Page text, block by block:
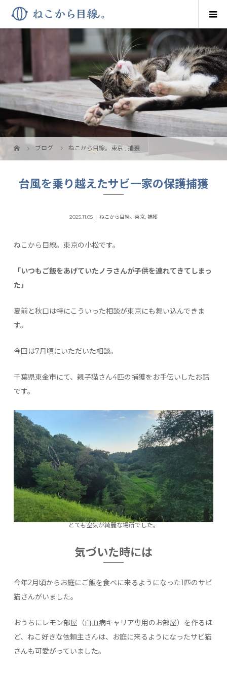
ブログ ねこから目線。東京 ,捕獲
台風を乗り越えたサビ一家の保護捕獲
2025.11.05 ねこから目線。東京, 捕獲
ねこから目線。東京の小松です。
「いつもご飯をあげていたノラさんが子供を連れてきてしまっ
た」
夏前と秋口は特にこういった相談が東京にも舞い込んできま
す。
今回は7月頃にいただいた相談。
千葉県東金市にて、親子猫さん4匹の捕獲をお手伝いしたお話
です。
とても空気が綺麗な場所でした。
気づいた時には
今年2月頃からお庭にご飯を食べに来るようになった1匹のサビ
猫さんがいました。
おうちにレモン部屋（白血病キャリア専用のお部屋）を作るほ
ど、ねこ好きな依頼主さんは、お庭に来るようになったサビ猫
さんも可愛がっていました。